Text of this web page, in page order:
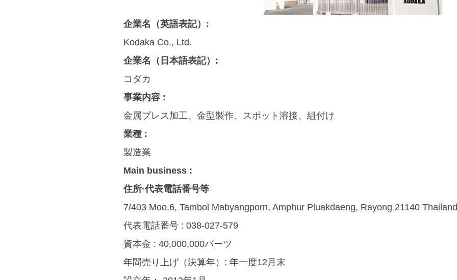
企業名（英語表記）:
Kodaka Co., Ltd.
企業名（日本語表記）:
コダカ
事業内容 :
金属プレス加工、金型製作、スポット溶接、組付け
業種 :
製造業
Main business :
住所·代表電話番号等
7/403 Moo.6, Tambol Mabyangporn, Amphur Pluakdaeng, Rayong 21140 Thailand
代表電話番号 : 038-027-579
資本金 : 40,000,000バーツ
年間売り上げ（決算年）: 年一度12月末